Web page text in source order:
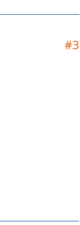
#3